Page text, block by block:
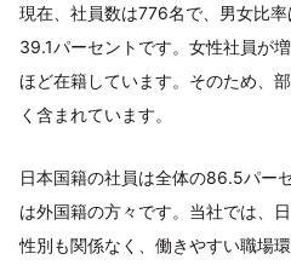
現在、社員数は776名で、男女比
39.1パーセントです。女性社員が
ほど在籍しています。そのため、
く含まれています。
日本国籍の社員は全体の86.5パー
は外国籍の方々です。当社では、
性別も関係なく、働きやすい職場